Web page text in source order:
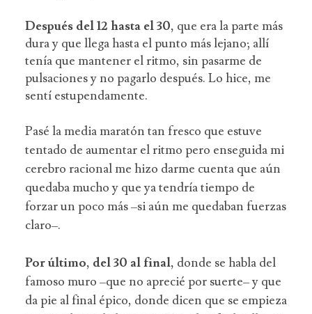
Después del 12 hasta el 30, que era la parte más
dura y que llega hasta el punto más lejano; allí
tenía que mantener el ritmo, sin pasarme de
pulsaciones y no pagarlo después. Lo hice, me
sentí estupendamente.
Pasé la media maratón tan fresco que estuve
tentado de aumentar el ritmo pero enseguida mi
cerebro racional me hizo darme cuenta que aún
quedaba mucho y que ya tendría tiempo de
forzar un poco más –si aún me quedaban fuerzas
claro–.
Por último, del 30 al final, donde se habla del
famoso muro –que no aprecié por suerte– y que
da pie al final épico, donde dicen que se empieza